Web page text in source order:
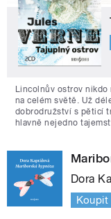
Lincolnův ostrov nikdo
na celém světě. Už
dobrodružství s pěticí
hlavně nejedno
Dora
Koupit